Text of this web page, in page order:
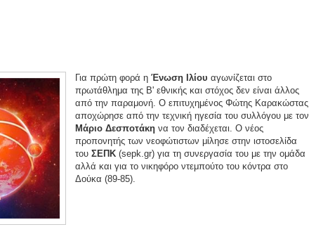
Για πρώτη φορά η Ένωση Ιλίου αγωνίζεται στο
πρωτάθλημα της Β' εθνικής και στόχος δεν είναι άλλος
από την παραμονή. Ο επιτυχημένος Φώτης Καρακώστας
αποχώρησε από την τεχνική ηγεσία του συλλόγου με τον
Μάριο Δεσποτάκη να τον διαδέχεται. Ο νέος
προπονητής των νεοφώτιστων μίλησε στην ιστοσελίδα
του ΣΕΠΚ (sepk.gr) για τη συνεργασία του με την ομάδα
αλλά και για το νικηφόρο ντεμπούτο του κόντρα στο
Δούκα (89-85).